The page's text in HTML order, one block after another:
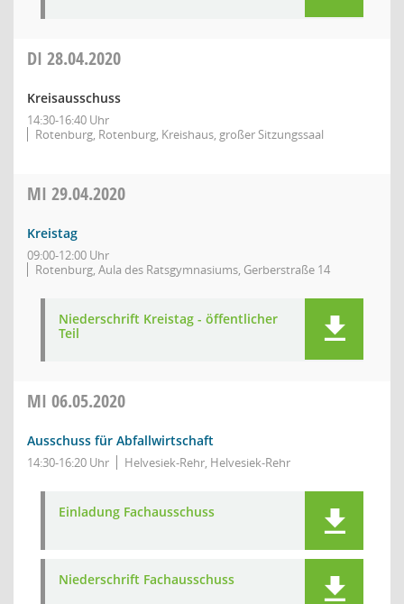
DI 28.04.2020
Kreisausschuss
14:30-16:40 Uhr
Rotenburg, Rotenburg, Kreishaus, großer Sitzungssaal
MI 29.04.2020
Kreistag
09:00-12:00 Uhr
Rotenburg, Aula des Ratsgymnasiums, Gerberstraße 14
Niederschrift Kreistag - öffentlicher
Teil
MI 06.05.2020
Ausschuss für Abfallwirtschaft
14:30-16:20 Uhr Helvesiek-Rehr, Helvesiek-Rehr
Einladung Fachausschuss
Niederschrift Fachausschuss